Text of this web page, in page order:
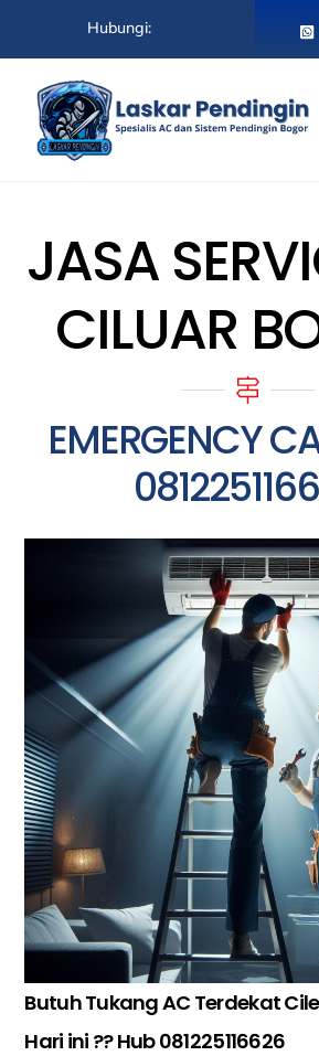
content
Hubungi:
JASA
CILUAR
EMERGENCY
Butuh Tukang AC Terdekat
Hari ini ?? Hub 081225116626